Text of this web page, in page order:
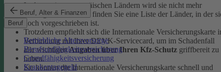
Beruf, Alter & Finanzen
Beruf
Betriebliche Altersvorsorge
Berufsunfähigkeitsversicherung
Grundfähigkeitsversicherung
Krankentagegeld
In den meisten europäischen Ländern wird sie nicht mehr
verlangt. In denFAQ
finden Sie eine Liste der Länder, in der
noch vorgeschrieben ist.
Trotzdem empfiehlt sich die Internationale Versicherungskarte
Verbindung mit Ihrer DEVK-Servicecard, um im Schadenfall
alle wichtigenAngaben über Ihren Kfz-Schutz griffbereit zu
haben.
Sie können die Internationale Versicherungskarte schnell und